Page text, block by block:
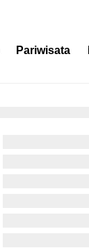
Pariwisata